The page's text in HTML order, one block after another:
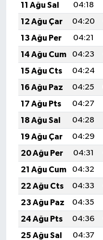
11 Ağu Sal
04:18
12 Ağu Çar
04:20
13 Ağu Per
04:21
14 Ağu Cum
04:23
15 Ağu Cts
04:24
16 Ağu Paz
04:25
17 Ağu Pts
04:27
18 Ağu Sal
04:28
19 Ağu Çar
04:29
20 Ağu Per
04:31
21 Ağu Cum
04:32
22 Ağu Cts
04:33
23 Ağu Paz
04:35
24 Ağu Pts
04:36
25 Ağu Sal
04:37